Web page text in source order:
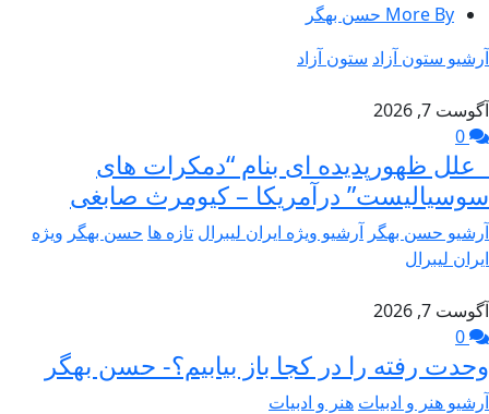
More By حسن بهگر
آرشیو ستون آزاد ستون آزاد
آگوست 7, 2026
علل ظهورپدیده ای بنام “دمکرات های
سوسیالیست” درآمریکا – کیومرث صابغی
آرشیو حسن بهگر آرشیو ویژه ایران لیبرال تازه ها حسن بهگر ویژه
ایران لیبرال
آگوست 7, 2026
وحدت رفته را در کجا باز بیابیم؟- حسن بهگر
آرشیو هنر و ادبیات هنر و ادبیات